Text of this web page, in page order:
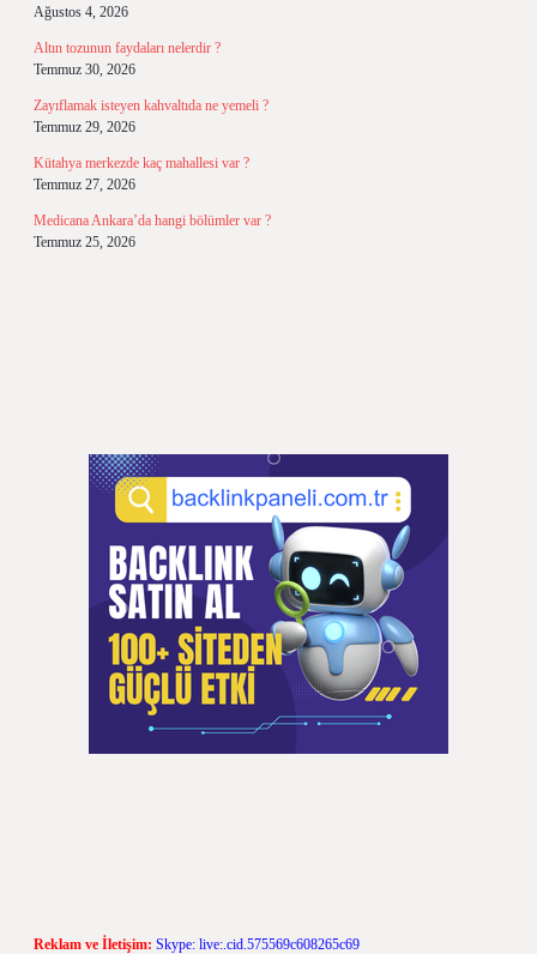
Ağustos 4, 2026
Altın tozunun faydaları nelerdir ?
Temmuz 30, 2026
Zayıflamak isteyen kahvaltıda ne yemeli ?
Temmuz 29, 2026
Kütahya merkezde kaç mahallesi var ?
Temmuz 27, 2026
Medicana Ankara’da hangi bölümler var ?
Temmuz 25, 2026
Reklam ve İletişim: Skype: live:.cid.575569c608265c69